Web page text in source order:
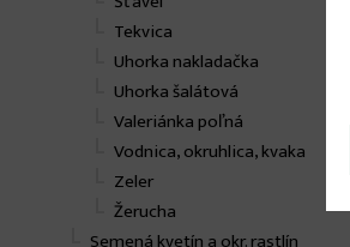
Tekvica
Uhorka nakladačka
Uhorka šalátová
Valeriánka poľná
Vodnica, okruhlica, kvaka
Zeler
Žerucha